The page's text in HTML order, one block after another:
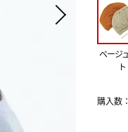
ベージ
ト
購入数